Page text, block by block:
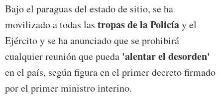
Bajo el paraguas del estado de sitio, se ha
movilizado a todas las tropas de la Policíay el
Ejército y se ha anunciado que se prohibirá
cualquier reunión que pueda 'alentar el desorden'
en el país, según figura en el primer decreto firmado
por el primer ministro interino.